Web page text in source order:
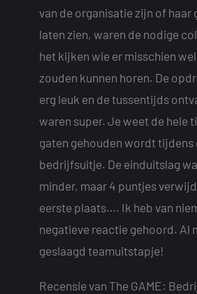
van de organisatie zijn of haar
laten zien, waren de nodige
het kijken wie er misschien
zouden kunnen horen. De
erg leuk en de tussentijds
waren super. Je weet de hele
gaten gehouden wordt tijdens
bedrijfsuitje. De einduitslag
minder, maar 4 puntjes
eerste plaats…. Ik heb van
negatieve reactie gehoord. Al
geslaagd teamuitstapje!
Recensie van The GAME: